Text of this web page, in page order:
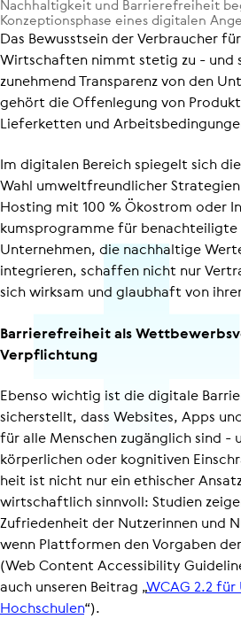
Nach­hal­tig­keit und Bar­rie­re­frei­heit
Kon­zep­ti­ons­phase eines digitalen
Das Bewusstsein der Verbraucher
Wirtschaften nimmt stetig zu - und
zunehmend Transparenz von den
gehört die Offenlegung von
Lieferketten und
Im digitalen Bereich spiegelt sich
Wahl umwelt­freund­li­cher
Hosting mit 100 % Ökostrom oder
kums­pro­gramme für benachteiligte
Unternehmen, die nachhaltige
integrieren, schaffen nicht nur
sich wirksam und glaubhaft von
Barrie­re­frei­heit als
Verpflichtung
Ebenso wichtig ist die digitale
sicherstellt, dass Websites, Apps
für alle Menschen zugänglich sind -
körperlichen oder kognitiven
heit ist nicht nur ein ethischer
wirtschaftlich sinnvoll: Studien
Zufriedenheit der Nutzerinnen und
wenn Plattformen den Vorgaben
(Web Content Accessibility
auch unseren Beitrag „WCAG 2.2
Hochschulen“).